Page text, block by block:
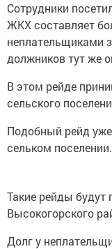
Сотрудники
ЖКХ составляет
неплательщиками
должников тут же
В этом рейде
сельского
Подобный рейд
сельком поселении.
Такие рейды будут
Высокогорского
Долг у